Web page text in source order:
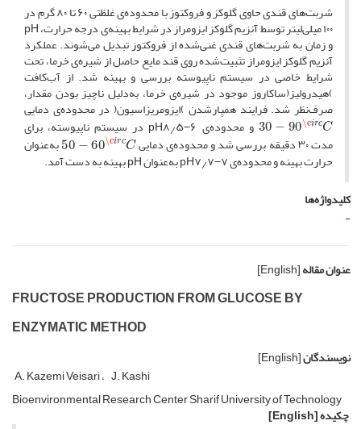
شربت‌های قندی حاوی گلوکز و فروکتوز با محدوده‌ی غلظتی ۶۰ تا ۸۰ گرم در
۱۰۰ میلی‌لیتر توسط آنزیم گلوکز ایزومراز در شرایط بهینه‌ی درجه حرارت، p‌H
و زمان به شربت‌های قندی غنی‌شده از فروکتوز تبدیل می‌شوند. عملکرد
آنزیم گلوکز ایزومراز تثبیت‌شده روی قند مایع حاصل از شیره‌ی خرما، تحت
شرایط خاصی در سیستم ناپیوسته بررسی و بهینه شد. از آب‌کافت
)هیدرولیز(ساکاروز موجود در شیره‌ی خرما، به‌دلیل ناچیز بودن مقدار،
صرف‌نظر شد. فرایند همپارشدن )ایزومریزاسیون( در محدوده‌ی دمایی
30−90
\c
ircC
و محدوده‌ی p‌H۸٫۵−۶ در سیستم ناپیوسته، برای
مدت ۳۰ دقیقه بررسی شد و محدوده‌ی دمایی
50−60
\c
ircC به‌عنوان
حرارت بهینه و محدوده‌ی p‌H۷٫۷−۷ به‌عنوان p‌H بهینه به دست آمد.
کلیدواژه‌ها
-
عنوان مقاله[English]
FRUCTOSE PRODUCTION FROM GLUCOSE BY
ENZYMATIC METHOD
نویسندگان[English]
A. Kazemi Veisari J. Kashi
Bioenvironmental Research Center Sharif University of Technology
چکیده[English]